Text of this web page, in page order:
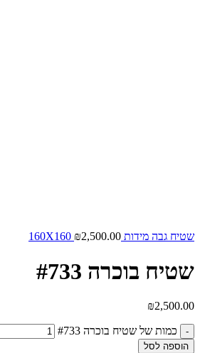
שטיח גבה מידות 160X160 ₪2,500.00
שטיח בוכרה #733
₪2,500.00
כמות של שטיח בוכרה #733
הוספה לסל